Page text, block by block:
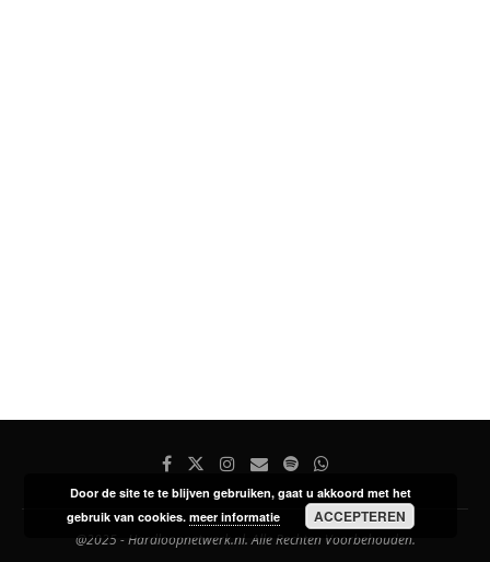
@2025 - Hardloopnetwerk.nl. Alle Rechten Voorbehouden.
Door de site te te blijven gebruiken, gaat u akkoord met het
gebruik van cookies.meer informatie ACCEPTEREN